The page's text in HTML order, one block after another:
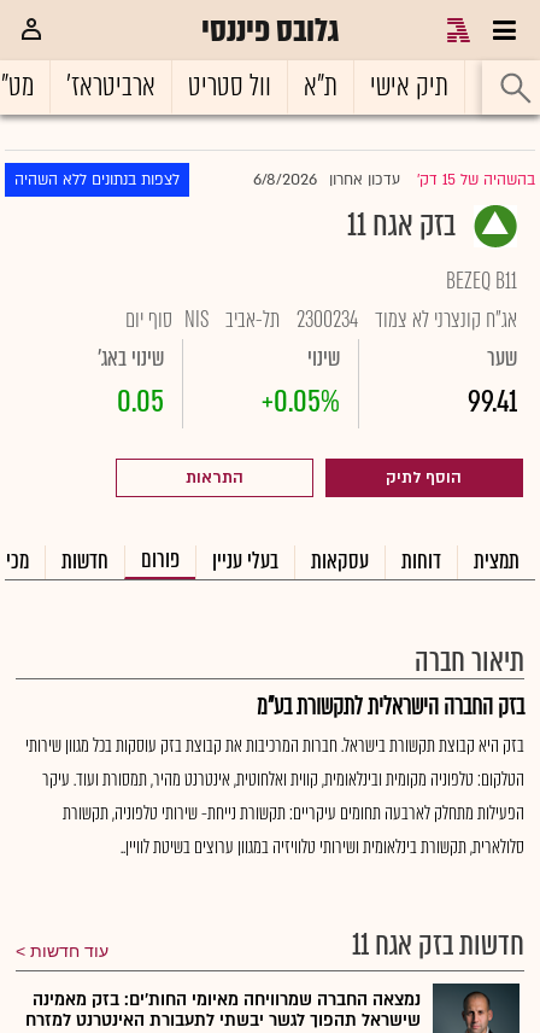
גלובס פיננסי
ראשי תיק אישי ת"א וול סטריט ארביטראז'
בהשהיה של 15 דק' |עדכון אחרון 6/8/2026 לצפות בנתונים ללא השהיה
בזק אגח 11
BEZEQ B11
אג"ח קונצרני לא צמוד 2300234 תל-אביב NIS סוף יום
שער
99.41
שינוי
+0.05%
שינוי באג'
0.05
הוסף לתיק התראות
תמצית דוחות עסקאות בעלי עניין פורום חדשות
תיאור חברה
בזק החברה הישראלית לתקשורת בע"מ
בזק היא קבוצת תקשורת בישראל. חברות המרכיבות את קבוצת בזק עוסקות בכל מגוון שירותי
הטלקום: טלפוניה מקומית ובינלאומית, קווית ואלחוטית, אינטרנט מהיר, תמסורת ועוד. עיקר
הפעילות מתחלק לארבעה תחומים עיקריים: תקשורת נייחת- שירותי טלפוניה, תקשורת
סלולארית, תקשורת בינלאומית ושירותי טלוויזיה במגוון ערוצים בשיטת לוויין..
חדשות בזק אגח 11 עוד חדשות
נמצאה החברה שמרוויחה מאיומי החות'ים: בזק מאמינה
שישראל תהפוך לגשר יבשתי לתעבורת האינטרנט למזרח